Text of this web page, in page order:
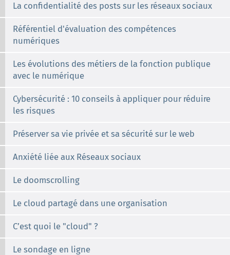
La confidentialité des posts sur les réseaux sociaux
Référentiel d'évaluation des compétences
numériques
Les évolutions des métiers de la fonction publique
avec le numérique
Cybersécurité : 10 conseils à appliquer pour réduire
les risques
Préserver sa vie privée et sa sécurité sur le web
Anxiété liée aux Réseaux sociaux
Le doomscrolling
Le cloud partagé dans une organisation
C’est quoi le "cloud" ?
Le sondage en ligne